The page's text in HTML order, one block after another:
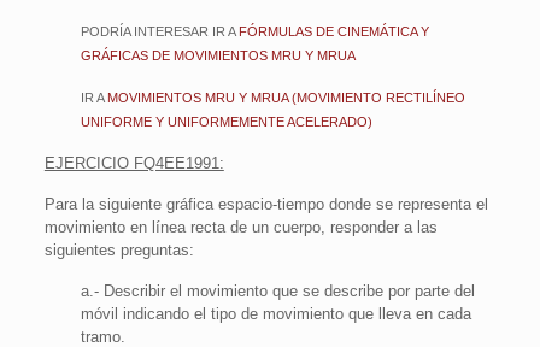
PODRÍA INTERESAR IR A FÓRMULAS DE CINEMÁTICA Y
GRÁFICAS DE MOVIMIENTOS MRU Y MRUA
IR A MOVIMIENTOS MRU Y MRUA (MOVIMIENTO RECTILÍNEO
UNIFORME Y UNIFORMEMENTE ACELERADO)
EJERCICIO FQ4EE1991:
Para la siguiente gráfica espacio-tiempo donde se representa el
movimiento en línea recta de un cuerpo, responder a las
siguientes preguntas:
a.- Describir el movimiento que se describe por parte del
móvil indicando el tipo de movimiento que lleva en cada
tramo.